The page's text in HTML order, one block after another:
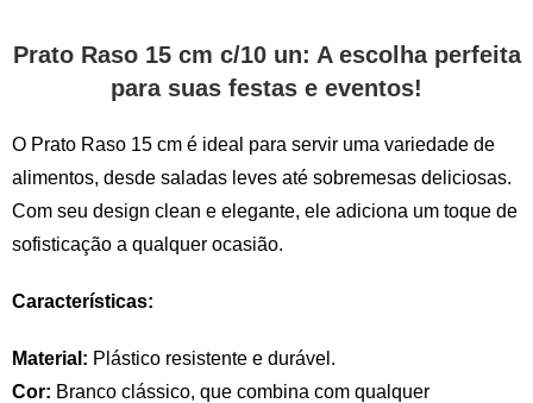
Prato Raso 15 cm c/10 un: A escolha perfeita
para suas festas e eventos!
O Prato Raso 15 cm é ideal para servir uma variedade de
alimentos, desde saladas leves até sobremesas deliciosas.
Com seu design clean e elegante, ele adiciona um toque de
sofisticação a qualquer ocasião.
Características:
Material: Plástico resistente e durável.
Cor: Branco clássico, que combina com qualquer